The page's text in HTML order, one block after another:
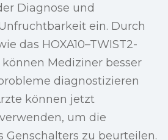
Diagnose und
ein. Durch
das HOXA10–TWIST2-
Mediziner besser
diagnostizieren
können jetzt
um die
Genschalters zu beurteilen.